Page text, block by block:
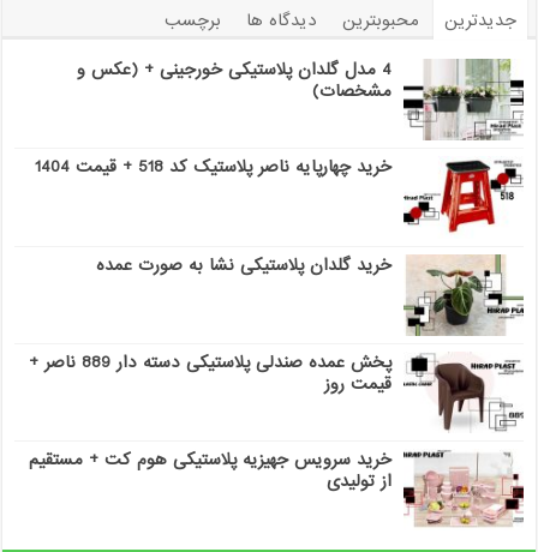
جدیدترین محبوبترین دیدگاه ها
برچسب
4 مدل گلدان پلاستیکی خورجینی + (عکس و
مشخصات)
خرید چهارپایه ناصر پلاستیک کد 518 + قیمت 1404
خرید گلدان پلاستیکی نشا به صورت عمده
پخش عمده صندلی پلاستیکی دسته دار 889 ناصر +
قیمت روز
خرید سرویس جهیزیه پلاستیکی هوم کت + مستقیم
از تولیدی